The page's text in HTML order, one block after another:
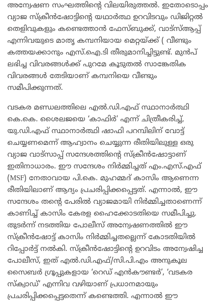
അന്വേഷണ സംഘത്തിന്റെ വിലയിരുത്തൽ. ഇതോടൊപ്പം
വ്യാജ സ്ക്രീൻഷോട്ടിന്റെ യഥാർത്ഥ ഉറവിടവും ഡിജിറ്റൽ
തെളിവുകളും കണ്ടെത്താൻ ഫേസ്ബുക്ക്, വാട്സ്ആപ്പ്
എന്നിവയുടെ മാതൃ കമ്പനിയായ മെറ്റയ്ക്ക് ( വീണ്ടും
കത്തയക്കാനും എസ്.ഐ.ടി തീരുമാനിച്ചിട്ടുണ്ട്. മുൻപ്
ലഭിച്ച വിവരങ്ങൾക്ക് പുറമേ കൂടുതൽ സാങ്കേതിക
വിവരങ്ങൾ തേടിയാണ് കമ്പനിയെ വീണ്ടും
സമീപിക്കുന്നത്.
വടകര മണ്ഡലത്തിലെ എൽ.ഡി.എഫ് സ്ഥാനാർത്ഥി
കെ.കെ. ശൈലജയെ ‘കാഫിർ’ എന്ന് ചിത്രീകരിച്ച്,
യു.ഡി.എഫ് സ്ഥാനാർത്ഥി ഷാഫി പറമ്പിലിന് വോട്ട്
ചെയ്യണമെന്ന് ആഹ്വാനം ചെയ്യുന്ന രീതിയിലുള്ള ഒരു
വ്യാജ വാട്‌സാപ്പ് സന്ദേശത്തിന്റെ സ്ക്രീൻഷോട്ടാണ്
ഇതിനാധാരം. ഈ സന്ദേശം നിർമ്മിച്ചത് എം.എസ്.എഫ്
(MSF) നേതാവായ പി.കെ. മുഹമ്മദ് കാസിം ആണെന്ന
രീതിയിലാണ് ആദ്യം പ്രചരിപ്പിക്കപ്പെട്ടത്. എന്നാൽ, ഈ
സന്ദേശം തന്റെ പേരിൽ വ്യാജമായി നിർമ്മിച്ചതാണെന്ന്
കാണിച്ച് കാസിം കേരള ഹൈക്കോടതിയെ സമീപിച്ചു.
തുടർന്ന് നടത്തിയ പോലീസ് അന്വേഷണത്തിൽ ഈ
സ്ക്രീൻഷോട്ട് കാസിം നിർമ്മിച്ചതല്ലെന്ന് കോടതിയിൽ
റിപ്പോർട്ട് നൽകി. സ്ക്രീൻഷോട്ടിന്റെ ഉറവിടം അന്വേഷിച്ച
പോലീസ്, ഇത് എൽ.ഡി.എഫ്/സി.പി.എം അനുകൂല
സൈബർ ഗ്രൂപ്പുകളായ ‘റെഡ് എൻകൗണ്ടർ’, ‘വടകര
സ്ക്വാഡ്’ എന്നിവ വഴിയാണ് പ്രധാനമായും
പ്രചരിപ്പിക്കപ്പെട്ടതെന്ന് കണ്ടെത്തി. എന്നാൽ ഈ